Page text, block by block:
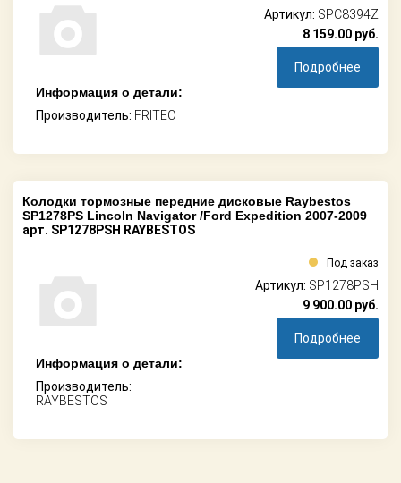
Информация о детали:
Производитель: FRITEC
Артикул: SPC8394Z
8 159.00 руб.
Подробнее
Колодки тормозные передние дисковые Raybestos
SP1278PS Lincoln Navigator /Ford Expedition 2007-2009
арт. SP1278PSH RAYBESTOS
Информация о детали:
Производитель:
RAYBESTOS
Под заказ
Артикул: SP1278PSH
9 900.00 руб.
Подробнее